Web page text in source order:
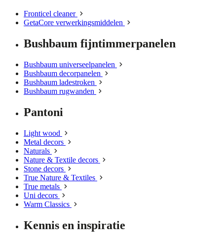
Fronticel cleaner
GetaCore verwerkingsmiddelen
Bushbaum fijntimmerpanelen
Bushbaum universeelpanelen
Bushbaum decorpanelen
Bushbaum ladestroken
Bushbaum rugwanden
Pantoni
Light wood
Metal decors
Naturals
Nature & Textile decors
Stone decors
True Nature & Textiles
True metals
Uni decors
Warm Classics
Kennis en inspiratie